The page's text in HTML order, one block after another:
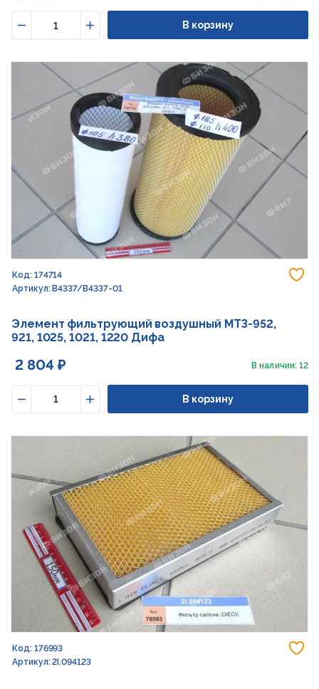
Увеличить
В корзину
Код: 174714
Артикул: В4337/В4337-01
Элемент фильтрующий воздушный МТЗ-952,
921, 1025, 1021, 1220 Дифа
2 804 ₽ В наличии: 12
Увеличить
В корзину
Код: 176993
Артикул: 2I.094123